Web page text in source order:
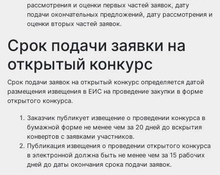
рассмотрения и оценки первых частей заявок, дату
подачи окончательных предложений, дату рассмотрения и
оценки вторых частей заявок.
Срок подачи заявки на
открытый конкурс
Срок подачи заявок на открытый конкурс определяется датой
размещения извещения в ЕИС на проведение закупки в форме
открытого конкурса.
Заказчик публикует извещение о проведении конкурса в
бумажной форме не менее чем за 20 дней до вскрытия
конвертов с заявками участников.
Публикация извещения о проведении открытого конкурса
в электронной должна быть не менее чем за 15 рабочих
дней до даты окончания срока подачи заявок.